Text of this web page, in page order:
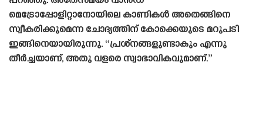
മെട്രോപ്പോളിറ്റാനോയിലെ കാണികൾ അതെങ്ങിനെ
സ്വീകരിക്കുമെന്ന ചോദ്യത്തിന് കോക്കെയുടെ മറുപടി
ഇങ്ങിനെയായിരുന്നു. “പ്രശ്‌നങ്ങളുണ്ടാകും എന്നു
തീർച്ചയാണ്, അതു വളരെ സ്വാഭാവികവുമാണ്.”